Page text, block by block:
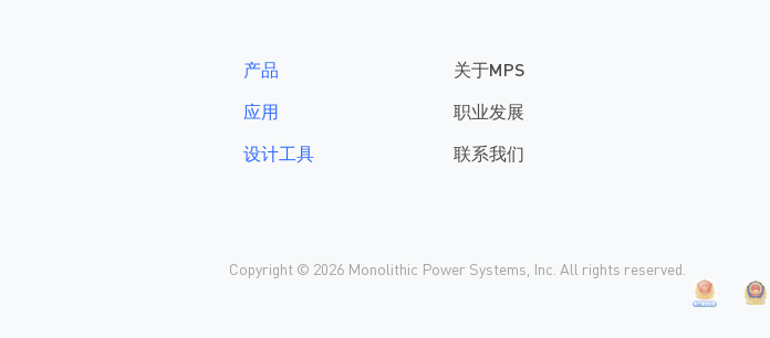
产品
应用
设计工具
关于MPS
职业发展
联系我们
Copyright © 2026 Monolithic Power Systems, Inc. All rights reserved.